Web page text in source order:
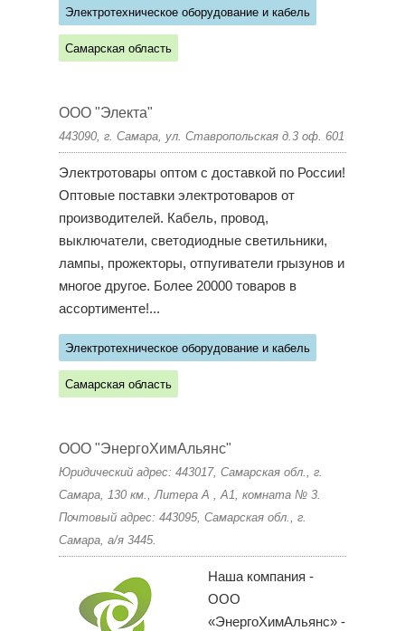
Электротехническое оборудование и кабель
Самарская область
ООО "Электа"
443090, г. Самара, ул. Ставропольская д.3 оф. 601
Электротовары оптом с доставкой по России!
Оптовые поставки электротоваров от
производителей. Кабель, провод,
выключатели, светодиодные светильники,
лампы, прожекторы, отпугиватели грызунов и
многое другое. Более 20000 товаров в
ассортименте!...
Электротехническое оборудование и кабель
Самарская область
ООО "ЭнергоХимАльянс"
Юридический адрес: 443017, Самарская обл., г.
Самара, 130 км., Литера А , А1, комната № 3.
Почтовый адрес: 443095, Самарская обл., г.
Самара, а/я 3445.
Наша компания -
ООО
«ЭнергоХимАльянс» -